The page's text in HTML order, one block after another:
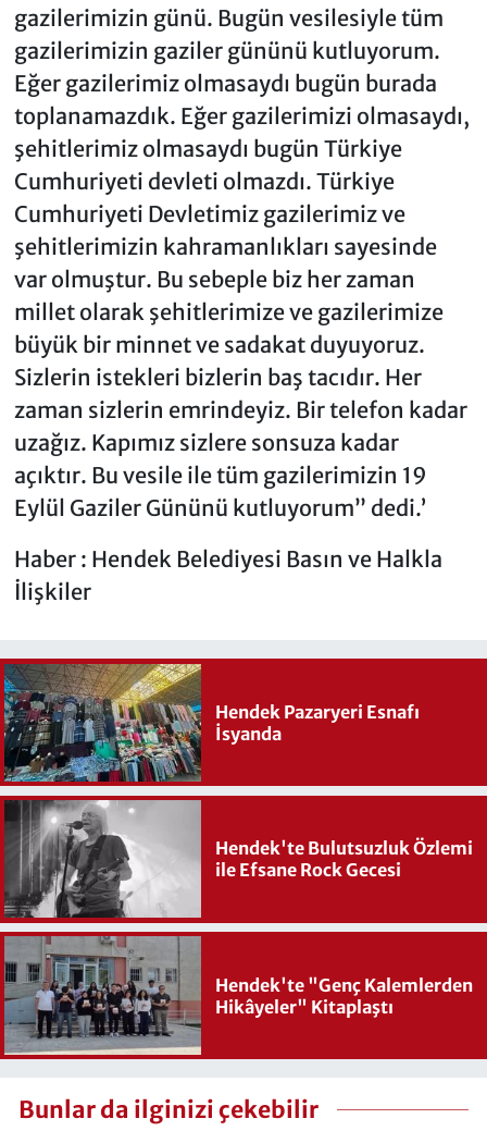
gazilerimizin günü. Bugün vesilesiyle tüm
gazilerimizin gaziler gününü kutluyorum.
Eğer gazilerimiz olmasaydı bugün burada
toplanamazdık. Eğer gazilerimizi olmasaydı,
şehitlerimiz olmasaydı bugün Türkiye
Cumhuriyeti devleti olmazdı. Türkiye
Cumhuriyeti Devletimiz gazilerimiz ve
şehitlerimizin kahramanlıkları sayesinde
var olmuştur. Bu sebeple biz her zaman
millet olarak şehitlerimize ve gazilerimize
büyük bir minnet ve sadakat duyuyoruz.
Sizlerin istekleri bizlerin baş tacıdır. Her
zaman sizlerin emrindeyiz. Bir telefon kadar
uzağız. Kapımız sizlere sonsuza kadar
açıktır. Bu vesile ile tüm gazilerimizin 19
Eylül Gaziler Gününü kutluyorum” dedi.’
Haber : Hendek Belediyesi Basın ve Halkla
İlişkiler
Hendek Pazaryeri Esnafı
İsyanda
Hendek'te Bulutsuzluk Özlemi
ile Efsane Rock Gecesi
Hendek'te "Genç Kalemlerden
Hikâyeler" Kitaplaştı
Bunlar da ilginizi çekebilir